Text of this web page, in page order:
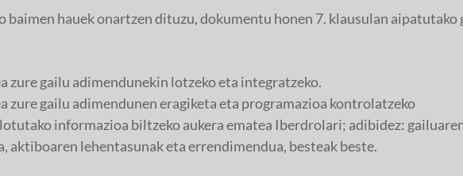
baimen hauek onartzen dituzu, dokumentu honen 7. klausulan aipatutako
zure gailu adimendunekin lotzeko eta integratzeko.
zure gailu adimendunen eragiketa eta programazioa kontrolatzeko
informazioa biltzeko aukera ematea Iberdrolari; adibidez:
aktiboaren lehentasunak eta errendimendua, besteak beste.